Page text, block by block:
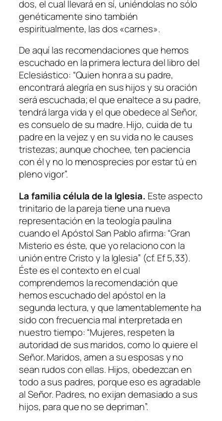
dos, el cual llevará en sí, uniéndolas no sólo
genéticamente sino también
espiritualmente, las dos «carnes».
De aquí las recomendaciones que hemos
escuchado en la primera lectura del libro del
Eclesiástico: “Quien honra a su padre,
encontrará alegría en sus hijos y su oración
será escuchada; el que enaltece a su padre,
tendrá larga vida y el que obedece al Señor,
es consuelo de su madre. Hijo, cuida de tu
padre en la vejez y en su vida no le causes
tristezas; aunque chochee, ten paciencia
con él y no lo menosprecies por estar tú en
pleno vigor”.
La familia célula de la Iglesia. Este aspecto
trinitario de la pareja tiene una nueva
representación en la teología paulina
cuando el Apóstol San Pablo afirma: “Gran
Misterio es éste, que yo relaciono con la
unión entre Cristo y la Iglesia” (cf. Ef 5,33).
Éste es el contexto en el cual
comprendemos la recomendación que
hemos escuchado del apóstol en la
segunda lectura, y que lamentablemente ha
sido con frecuencia mal interpretada en
nuestro tiempo: “Mujeres, respeten la
autoridad de sus maridos, como lo quiere el
Señor. Maridos, amen a su esposas y no
sean rudos con ellas. Hijos, obedezcan en
todo a sus padres, porque eso es agradable
al Señor. Padres, no exijan demasiado a sus
hijos, para que no se depriman”.